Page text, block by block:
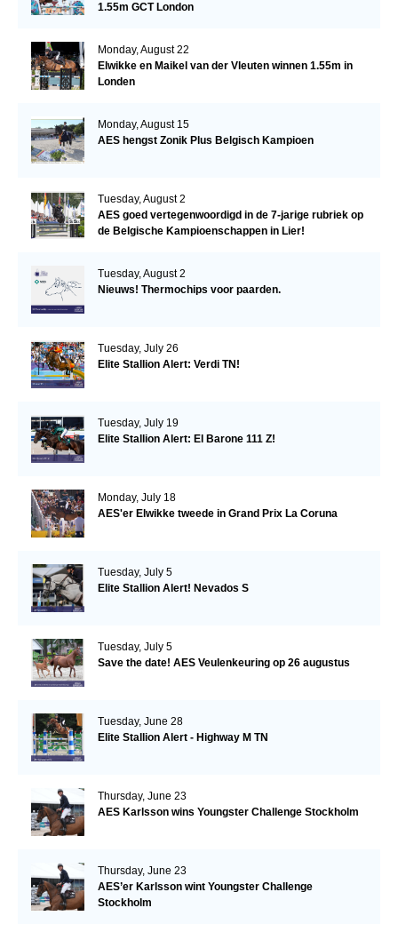
1.55m GCT London
Monday, August 22
Elwikke en Maikel van der Vleuten winnen 1.55m in
Londen
Monday, August 15
AES hengst Zonik Plus Belgisch Kampioen
Tuesday, August 2
AES goed vertegenwoordigd in de 7-jarige rubriek op
de Belgische Kampioenschappen in Lier!
Tuesday, August 2
Nieuws! Thermochips voor paarden.
Tuesday, July 26
Elite Stallion Alert: Verdi TN!
Tuesday, July 19
Elite Stallion Alert: El Barone 111 Z!
Monday, July 18
AES'er Elwikke tweede in Grand Prix La Coruna
Tuesday, July 5
Elite Stallion Alert! Nevados S
Tuesday, July 5
Save the date! AES Veulenkeuring op 26 augustus
Tuesday, June 28
Elite Stallion Alert - Highway M TN
Thursday, June 23
AES Karlsson wins Youngster Challenge Stockholm
Thursday, June 23
AES’er Karlsson wint Youngster Challenge
Stockholm